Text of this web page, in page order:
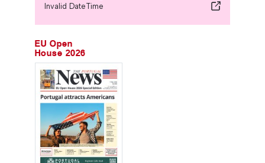
Invalid DateTime
EU Open
House 2026